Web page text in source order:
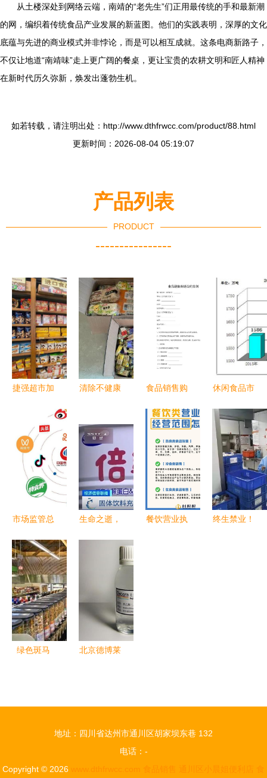
从土楼深处到网络云端，南靖的“老先生”们正用最传统的手和最新潮
的网，编织着传统食品产业发展的新蓝图。他们的实践表明，深厚的文化
底蕴与先进的商业模式并非悖论，而是可以相互成就。这条电商新路子，
不仅让地道“南靖味”走上更广阔的餐桌，更让宝贵的农耕文明和匠人精神
在新时代历久弥新，焕发出蓬勃生机。
如若转载，请注明出处：http://www.dthfrwcc.com/product/88.html
更新时间：2026-08-04 05:19:07
产品列表
PRODUCT
----------------
捷强超市加
营费用详解
清除不健康
广州佛山过
期食品问题
食品销售购
（酒类经
营）
休闲食品市
2020年行
业发展前
景、趋势及
与烟草制品
的关联调查
报告
市场监管总
食品销售连
锁企业行政
指导会 筑
牢食品安全
防线
生命之逝，
港路泥头车
事故警示
餐饮营业执
终生禁业！
绿色斑马
北京德博莱
地址：四川省达州市通川区胡家坝东巷 132
电话：-
Copyright © 2026 www.dthfrwcc.com 食品销售 通川区小晨姐便利店 食